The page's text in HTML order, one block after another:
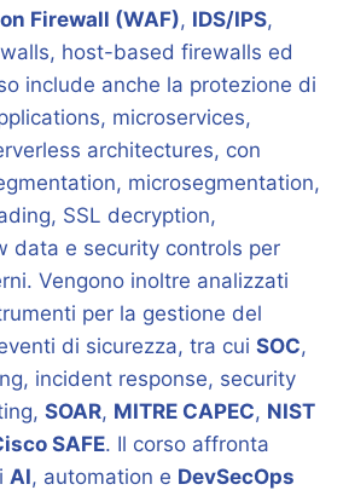
Firewall (WAF), IDS/IPS,
host-based firewalls ed
include anche la protezione di
microservices,
architectures, con
microsegmentation,
SSL decryption,
data e security controls per
Vengono inoltre analizzati
per la gestione del
di sicurezza, tra cui SOC,
incident response, security
SOAR, MITRE CAPEC, NIST
SAFE. Il corso affronta
AI, automation e DevSecOps